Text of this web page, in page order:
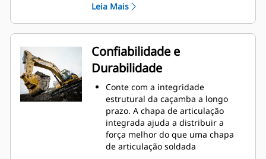
na caçamba. A folga maior do
braço de apoio garante que o
fundo da caçamba não seja
arrastado, reduzindo os custos de
manutenção.
O consumo de combustível atinge
o nível máximo durante a
escavação. As caçambas Cat foram
desenvolvidas para cortar
materiais rapidamente e
aprimorar a eficiência operacional
total da máquina.
Carregue mais material em menos
Leia Mais
Confiabilidade e
Durabilidade
Conte com a integridade
estrutural da caçamba a longo
prazo. A chapa de articulação
integrada ajuda a distribuir a
força melhor do que uma chapa
de articulação soldada